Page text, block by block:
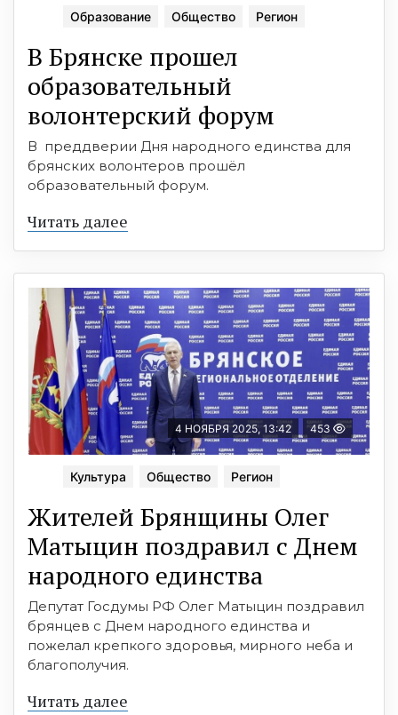
Образование Общество Регион
В Брянске прошел
образовательный
волонтерский форум
В преддверии Дня народного единства для
брянских волонтеров прошёл
образовательный форум.
Читать далее
4 НОЯБРЯ 2025, 13:42 453
Культура Общество Регион
Жителей Брянщины Олег
Матыцин поздравил с Днем
народного единства
Депутат Госдумы РФ Олег Матыцин поздравил
брянцев с Днем народного единства и
пожелал крепкого здоровья, мирного неба и
благополучия.
Читать далее